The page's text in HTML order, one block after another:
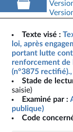
Texte visé :
loi, après
portant lutte
renforcement de
(n°3875
Stade de
saisie)
Examiné par :
publique)
Code